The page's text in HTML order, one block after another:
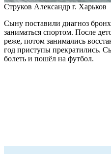
Струков Александр г. Харьков
Сыну поставили диагноз
заниматься спортом. После
реже, потом занимались
год приступы прекратились.
болеть и пошёл на футбол.